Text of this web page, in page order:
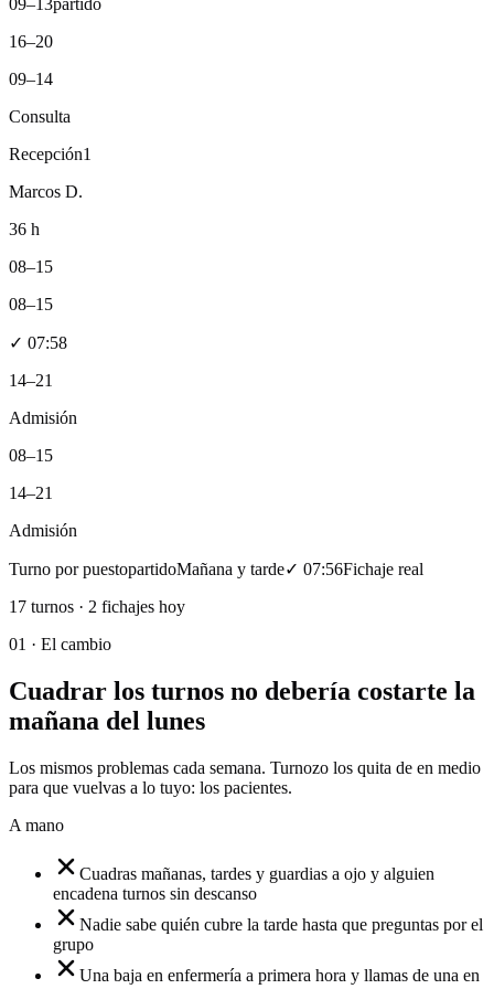
16–20
09–14
Consulta
Recepción1
Marcos D.
36 h
08–15
08–15
✓ 07:58
14–21
Admisión
08–15
14–21
Admisión
Turno por puestopartidoMañana y tarde✓ 07:56Fichaje real
17 turnos · 2 fichajes hoy
01 · El cambio
Cuadrar los turnos no debería costarte la
mañana del lunes
Los mismos problemas cada semana. Turnozo los quita de en medio
para que vuelvas a lo tuyo: los pacientes.
A mano
Cuadras mañanas, tardes y guardias a ojo y alguien
encadena turnos sin descanso
Nadie sabe quién cubre la tarde hasta que preguntas por el
grupo
Una baja en enfermería a primera hora y llamas de una en